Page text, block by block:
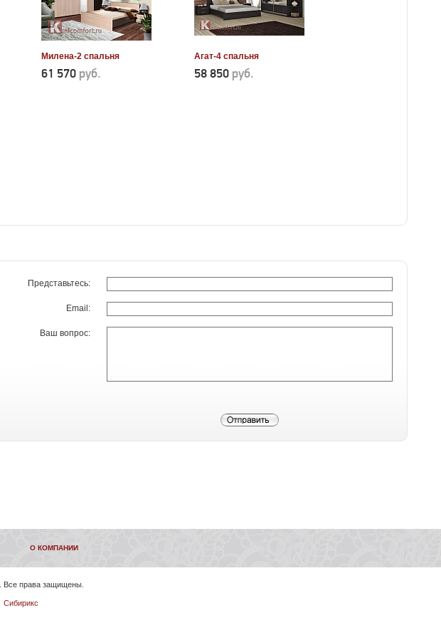
Милена-2 спальня
61 570 руб.
Агат-4 спальня
58 850 руб.
Представьтесь:
Email:
Ваш вопрос:
О КОМПАНИИ
. Все права защищены.
Сибирикс